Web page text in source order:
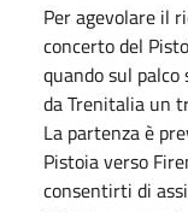
Per agevolare il
concerto del
quando sul
da Trenitalia un
La partenza è
Pistoia verso
consentirti di